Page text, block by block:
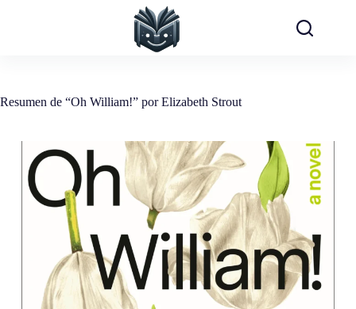
Resumen de “Oh William!” por Elizabeth Strout